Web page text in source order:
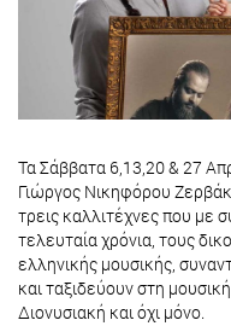
Τα Σάββατα 6,13,20 & 27
Γιώργος Νικηφόρου
τρεις καλλιτέχνες που με
τελευταία χρόνια, τους
ελληνικής μουσικής,
και ταξιδεύουν στη
Διονυσιακή και όχι μόνο.